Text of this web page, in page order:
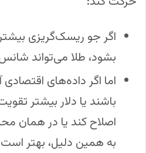
اگر جو ریسک‌گریزی
بشود، طلا می‌تواند
اما اگر داده‌های اقتصادی
باشند یا دلار بیشتر
اصلاح کند یا در همان
به همین دلیل، بهتر